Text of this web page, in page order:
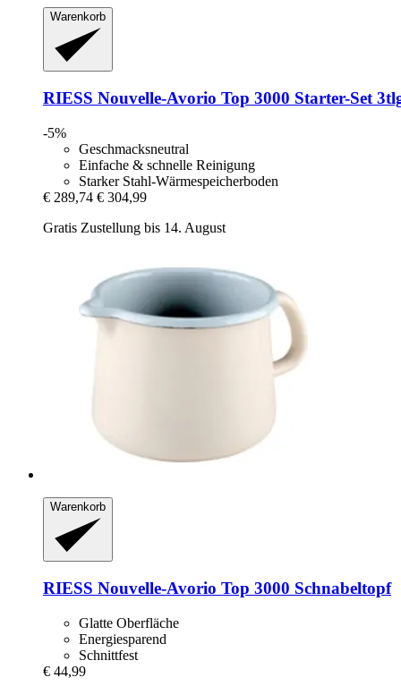
Warenkorb
RIESS Nouvelle-​Avorio Top 3000 Starter-​Set
-5%
Geschmacksneutral
Einfache & schnelle Reinigung
Starker Stahl-Wärmespeicherboden
€ 289,74 € 304,99
Gratis Zustellung bis 14. August
Warenkorb
RIESS Nouvelle-​Avorio Top 3000 Schnabeltopf
Glatte Oberfläche
Energiesparend
Schnittfest
€ 44,99